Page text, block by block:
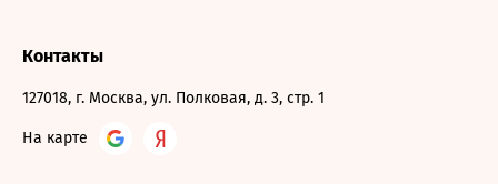
Контакты
127018, г. Москва, ул. Полковая, д. 3, стр. 1
На карте